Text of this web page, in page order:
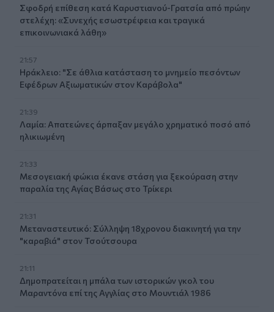
Σφοδρή επίθεση κατά Καρυστιανού-Γρατσία από πρώην
στελέχη: «Συνεχής εσωστρέφεια και τραγικά
επικοινωνιακά λάθη»
21:57
Ηράκλειο: "Σε άθλια κατάσταση το μνημείο πεσόντων
Εφέδρων Αξιωματικών στον Καράβολα"
21:39
Λαμία: Απατεώνες άρπαξαν μεγάλο χρηματικό ποσό από
ηλικιωμένη
21:33
Μεσογειακή φώκια έκανε στάση για ξεκούραση στην
παραλία της Αγίας Βάσως στο Τρίκερι
21:31
Μεταναστευτικό: Σύλληψη 18χρονου διακινητή για την
"καραβιά" στον Τσούτσουρα
21:11
Δημοπρατείται η μπάλα των ιστορικών γκολ του
Μαραντόνα επί της Αγγλίας στο Μουντιάλ 1986